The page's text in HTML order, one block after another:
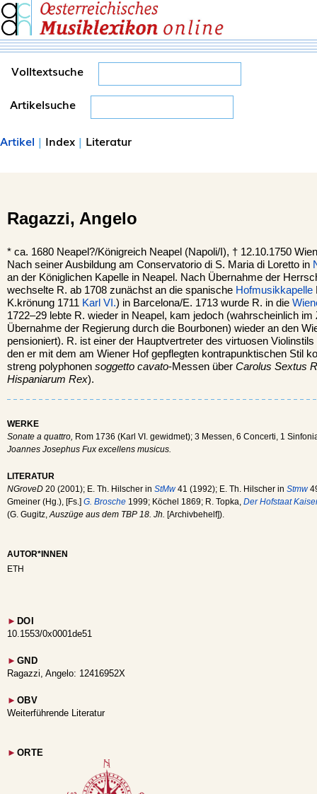
Volltextsuche
Artikelsuche
Artikel | Index | Literatur
Ragazzi, Angelo
* ca. 1680 Neapel?/Königreich Neapel (Napoli/I), † 12.10.1750 Wien
Nach seiner Ausbildung am Conservatorio di S. Maria di Loretto in
an der Königlichen Kapelle in Neapel. Nach Übernahme der
wechselte R. ab 1708 zunächst an die spanische Hofmusikkapelle
K.krönung 1711 Karl VI.) in Barcelona/E. 1713 wurde R. in die
1722–29 lebte R. wieder in Neapel, kam jedoch (wahrscheinlich im
Übernahme der Regierung durch die Bourbonen) wieder an den
pensioniert). R. ist einer der Hauptvertreter des virtuosen
den er mit dem am Wiener Hof gepflegten kontrapunktischen Stil
streng polyphonen soggetto cavato-Messen über Carolus Sextus
Hispaniarum Rex).
WERKE
Sonate a quattro, Rom 1736 (Karl VI. gewidmet); 3 Messen, 6 Concerti, 1
Joannes Josephus Fux excellens musicus.
LITERATUR
NGroveD 20 (2001); E. Th. Hilscher in StMw41 (1992); E. Th. Hilscher in Stmw
Gmeiner (Hg.), [Fs.] G. Brosche 1999; Köchel 1869; R. Topka, Der Hofstaat
(G. Gugitz,Auszüge aus dem TBP 18. Jh. [Archivbehelf]).
AUTOR*INNEN
ETH
► DOI
10.1553/0x0001de51
► GND
Ragazzi, Angelo: 12416952X
► OBV
Weiterführende Literatur
► ORTE